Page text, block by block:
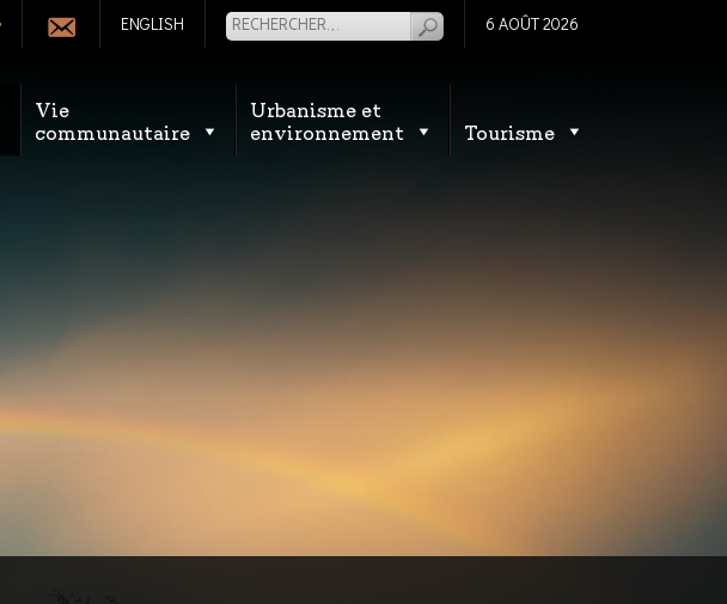
ENGLISH 6 AOÛT 2026
Vie
communautaire
Urbanisme et
environnement
Tourisme